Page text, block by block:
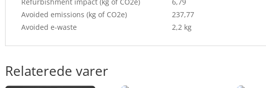
Avoided emissions (kg of CO2e)
237,77
Avoided e-waste
2,2 kg
Relaterede varer